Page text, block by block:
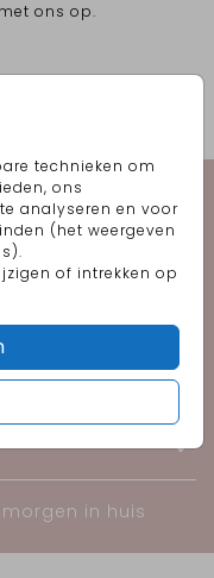
technieken om
ons
analyseren en voor
(het weergeven
of intrekken op
ons op.
in huis